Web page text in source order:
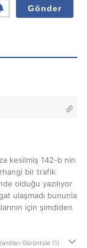
kesilmiş 142-b nin
bir trafik
olduğu yazılıyor
ulaşmadı bununla
için şimdiden
Görüntüle (1)